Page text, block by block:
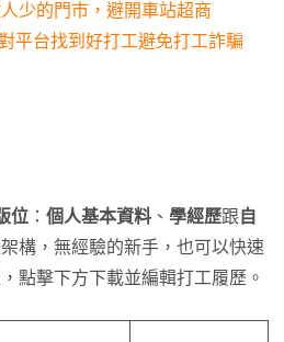
少的門市，避開車站超商
平台找到好打工避免打工詐騙
位 ： 個人基本資料 、 學經歷跟 自
構，無經驗的新手，也可以快速
點擊下方下載並編輯打工履歷。